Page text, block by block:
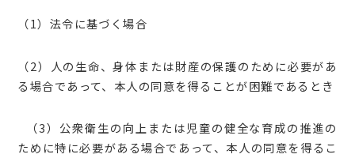
（1）法令に基づく場合
（2）人の生命、身体または財産の保護のために必要があ
る場合であって、本人の同意を得ることが困難であるとき
（3）公衆衛生の向上または児童の健全な育成の推進の
ために特に必要がある場合であって、本人の同意を得るこ